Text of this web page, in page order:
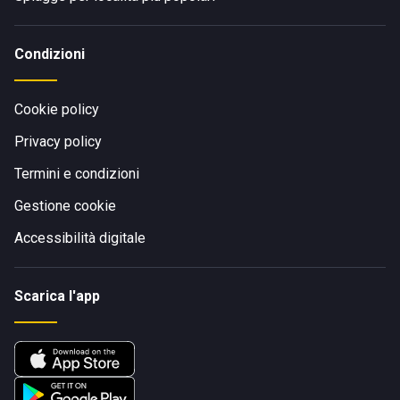
ciclabilie marciapiedi;
stabilimento.
Visita il sito di
Condizioni
Cookie policy
Privacy policy
Termini e condizioni
Gestione cookie
Accessibilità digitale
Scarica l'app